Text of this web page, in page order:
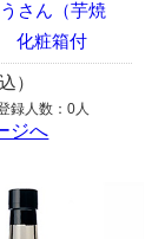
さん（芋焼
化粧箱付
）
録人数：0人
ジへ